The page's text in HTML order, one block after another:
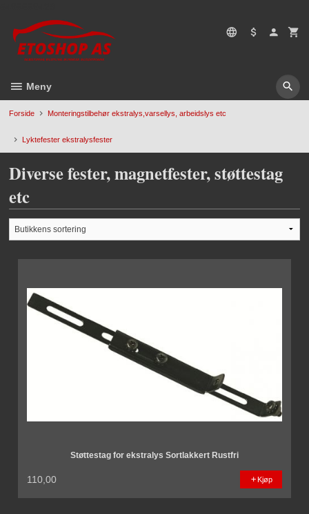
til
innholdet
Meny
Forside Monteringstilbehør ekstralys,varsellys, arbeidslys etc
Lyktefester ekstralysfester
Diverse fester, magnetfester, støttestag
etc
Støttestag for ekstralys Sortlakkert Rustfri
110,00 Kjøp